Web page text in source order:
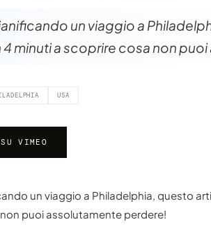
un viaggio a
4 minuti a scoprire cosa non
USA
VIMEO
un viaggio a Philadelphia, questo
puoi assolutamente perdere!